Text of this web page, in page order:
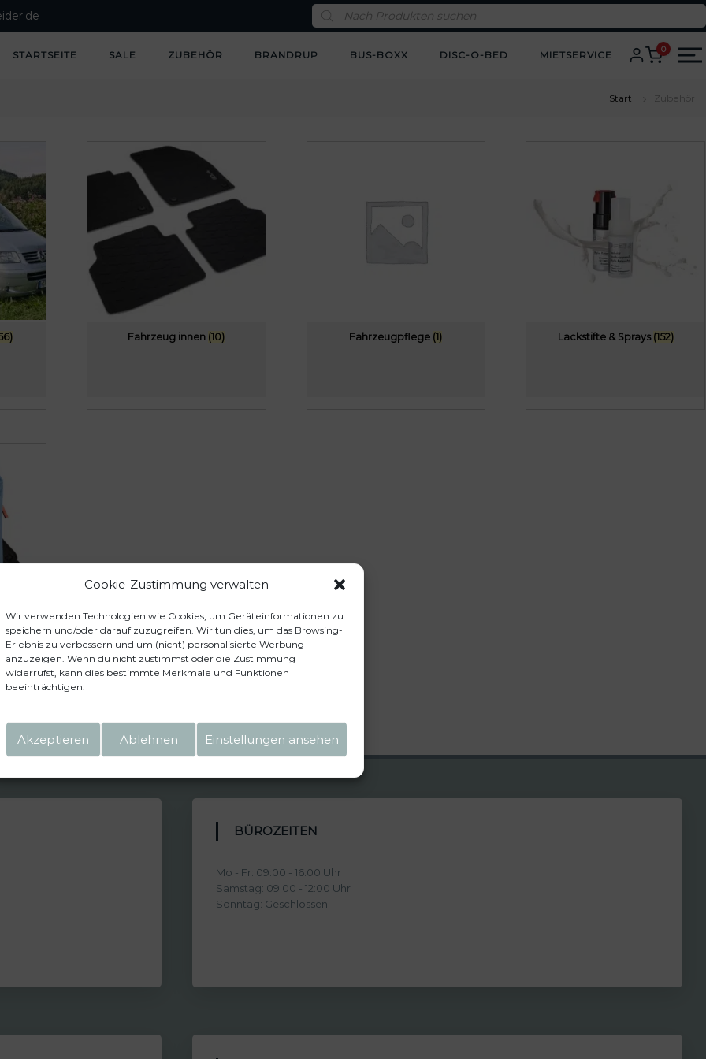
Cookie-Zustimmung verwalten
Wir verwenden Technologien wie Cookies, um Geräteinformationen zu
speichern und/oder darauf zuzugreifen. Wir tun dies, um das Browsing-
Erlebnis zu verbessern und um (nicht) personalisierte Werbung
anzuzeigen. Wenn du nicht zustimmst oder die Zustimmung
widerrufst, kann dies bestimmte Merkmale und Funktionen
beeinträchtigen.
Akzeptieren Ablehnen Einstellungen ansehen
P
o
u
STARTSEITE SALE ZUBEHÖR BRANDRUP BUS-BOXX DISC-O-BED MIETSERVICE 0
Start Zubehör
Fahrzeug innen (10) Fahrzeugpflege (1) Lackstifte & Sprays (152)
BÜROZEITEN
Mo - Fr: 09:00 - 16:00 Uhr
Samstag: 09:00 - 12:00 Uhr
Sonntag: Geschlossen